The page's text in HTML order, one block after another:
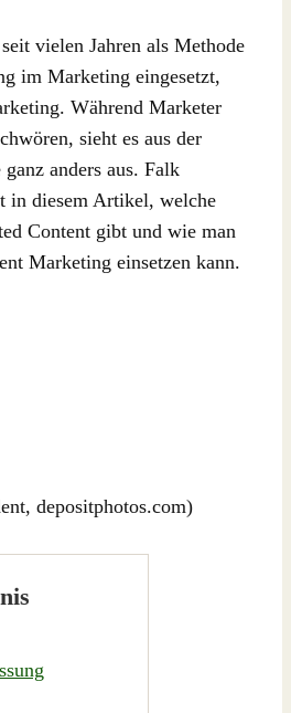
vielen Jahren als Methode
im Marketing eingesetzt,
Während Marketer
sieht es aus der
anders aus. Falk
in diesem Artikel, welche
Content gibt und wie man
Marketing einsetzen kann.
depositphotos.com)